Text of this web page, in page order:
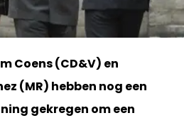
Coens (CD&V) en
(MR) hebben nog een
gekregen om een